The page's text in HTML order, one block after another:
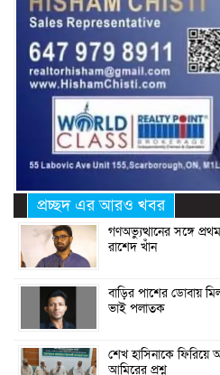
প্রচ্ছদ এর আরও খবর
গণঅভ্যুত্থানের সঙ্গে
রাশেদ খাঁন
বাড়ির পাশের ডোবায়
ভাই পলাতক
শেখ হাসিনাকে ফিরিয়ে
আমিরের প্রশ্ন